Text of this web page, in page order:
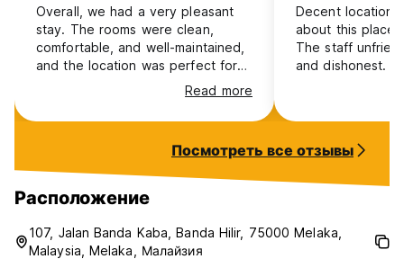
Overall, we had a very pleasant
stay. The rooms were clean,
comfortable, and well-maintained,
and the location was perfect for
exploring the area. We also really
enjoyed the swimming pool, which
was a great place to relax. The
presence of the security staff
during the day and especially
during breakfast. They seemed to
closely observe everything we
were doing, which made us feel a
bit uncomfortable at times.
Read more
Decent location,
about this place
The staff
and dishonest.
stairwells and
dishonest and
mistake" then
for our train as
around able to
Посмотреть все отзывы
Расположение
107, Jalan Banda Kaba, Banda Hilir, 75000 Melaka,
Malaysia, Melaka, Малайзия